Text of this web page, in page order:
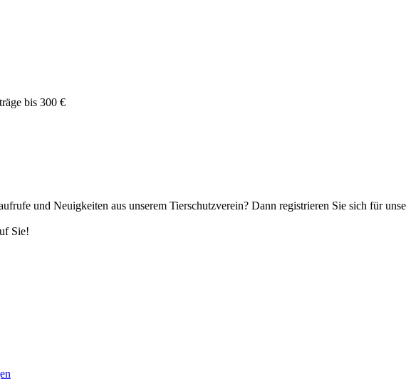
bis 300 €
und Neuigkeiten aus unserem Tierschutzverein? Dann registrieren Sie sich für
Sie!